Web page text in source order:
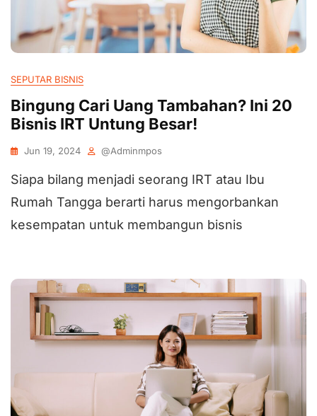
SEPUTAR BISNIS
Bingung Cari Uang Tambahan? Ini 20
Bisnis IRT Untung Besar!
Jun 19, 2024 @adminmpos
Siapa bilang menjadi seorang IRT atau Ibu
Rumah Tangga berarti harus mengorbankan
kesempatan untuk membangun bisnis